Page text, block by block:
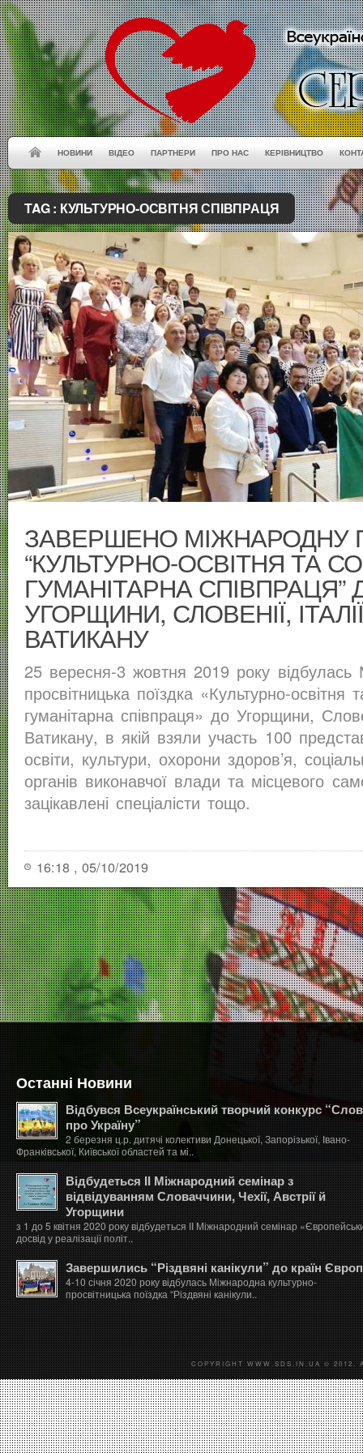
НОВИНИ ВІДЕО ПАРТНЕРИ ПРО НАС КЕРІВНИЦТВО
TAG : КУЛЬТУРНО-ОСВІТНЯ СПІВПРАЦЯ
ЗАВЕРШЕНО МІЖНАРОДНУ
“КУЛЬТУРНО-ОСВІТНЯ ТА
ГУМАНІТАРНА СПІВПРАЦЯ”
УГОРЩИНИ, СЛОВЕНІЇ,
ВАТИКАНУ
25 вересня-3 жовтня 2019 року відбулась
просвітницька поїздка «Культурно-освітня
гуманітарна співпраця» до Угорщини,
Ватикану, в якій взяли участь 100
освіти, культури, охорони здоров’я,
органів виконавчої влади та місцевого
зацікавлені спеціалісти тощо.
16:18 , 05/10/2019
Останні Новини
Відбувся Всеукраїнський творчий конкурс
про Україну”
2 березня ц.р. дитячі колективи Донецької, Запорізької, Івано-
Франківської, Київської областей та мі..
Відбудеться ІІ Міжнародний семінар з
відвідуванням Словаччини, Чехії, Австрії й
Угорщини
з 1 до 5 квітня 2020 року відбудеться ІІ Міжнародний семінар
досвід у реалізації політ..
Завершились “Різдвяні канікули” до країн
4-10 січня 2020 року відбулась Міжнародна культурно-
просвітницька поїздка “Різдвяні канікули..
COPYRIGHT WWW.SDS.IN.UA © 2012.